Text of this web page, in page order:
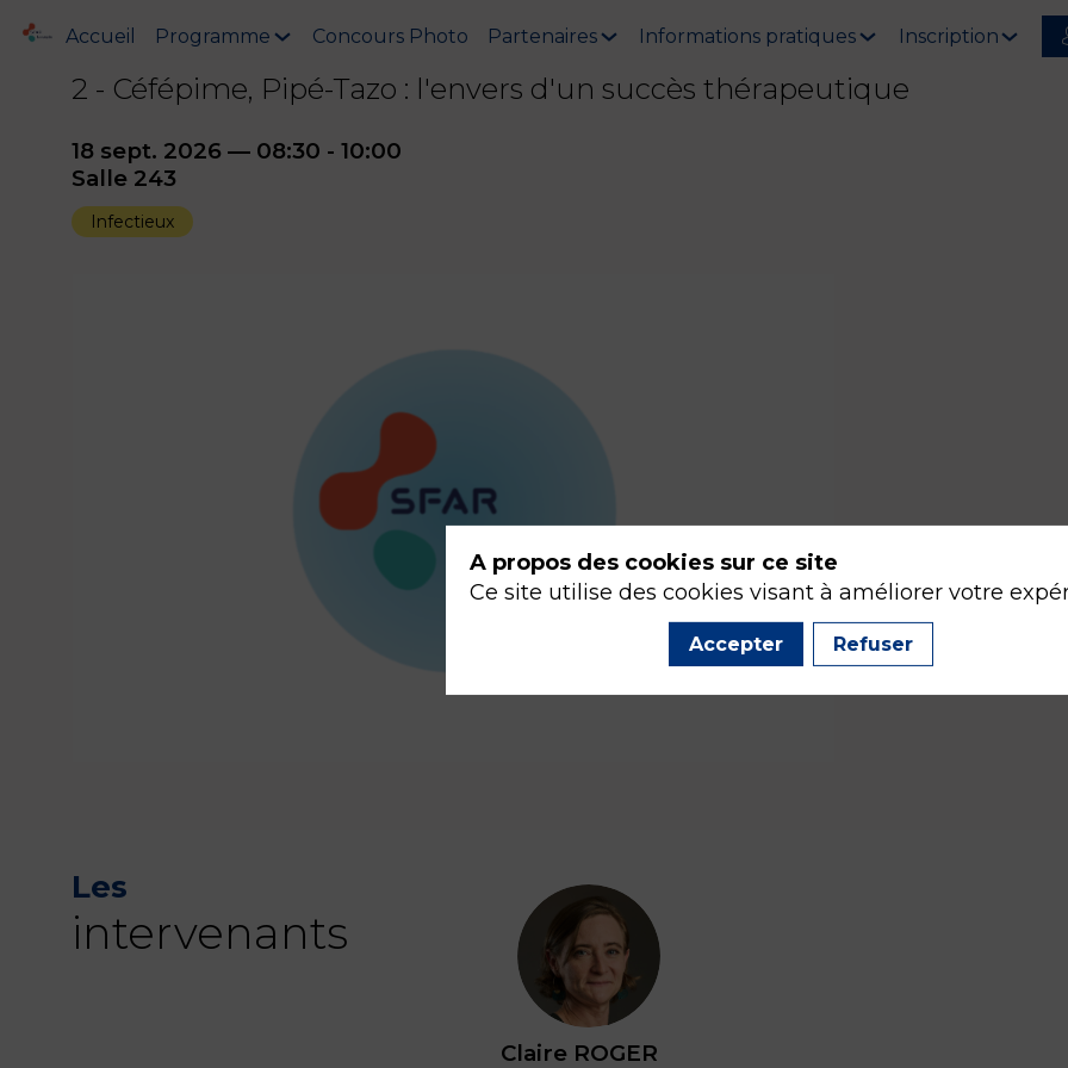
Accueil Programme Concours Photo Partenaires Informations pratiques Inscription
2 - Céfépime, Pipé-Tazo : l'envers d'un succès thérapeutique
18 sept. 2026 — 08:30 - 10:00
Salle 243
Infectieux
Les
intervenants CR
Claire ROGER
A propos des cookies sur ce site
Ce site utilise des cookies visant à améliorer votre
Accepter Refuser